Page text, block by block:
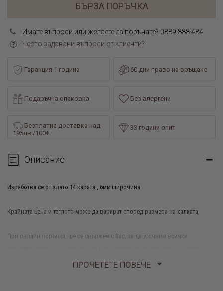
БЪРЗА ПОРЪЧКА
Имате въпроси или желаете да поръчате? 0889 888 484
Често задавани въпроси от клиенти?
Гаранция 1 година 60 дни право на връщане
Подаръчна опаковка Без алергени
Безплатна доставка над
195лв./100€
33 години опит
Описание
Изработва се от злато 14 карата , 6мм широчина
Kрайната цена и теглото може да варират според размера на халката.
При онлайн поръчка, ще се свържем с Вас, за да уточним всички
ПРОЧЕТЕТЕ ПОВЕЧЕ